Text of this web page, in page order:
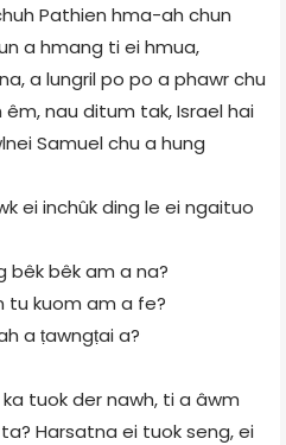
Pathien hma-ah chun
a hmang ti ei hmua,
a lungril po po a phawr chu
nau ditum tak, Israel hai
Samuel chu a hung
ei inchûk ding le ei ngaituo
bêk bêk am a na?
tu kuom am a fe?
a ṭawngṭai a?
tuok der nawh, ti a âwm
Harsatna ei tuok seng, ei